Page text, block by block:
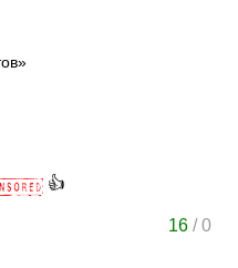
👍
16 /0